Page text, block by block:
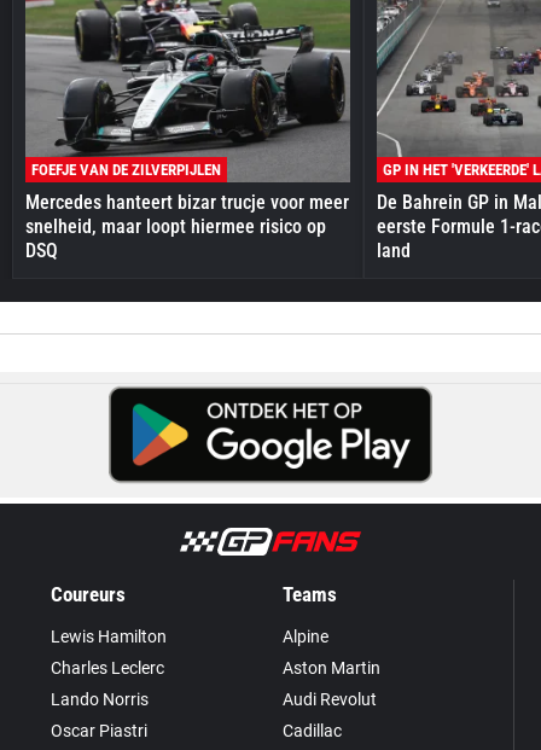
FOEFJE VAN DE ZILVERPIJLEN
Mercedes hanteert bizar trucje voor meer
snelheid, maar loopt hiermee risico op
DSQ
GP IN HET 'VERKEERDE'
De Bahrein GP in
eerste Formule 1-
land
Coureurs
Lewis Hamilton
Charles Leclerc
Lando Norris
Oscar Piastri
Teams
Alpine
Aston Martin
Audi Revolut
Cadillac